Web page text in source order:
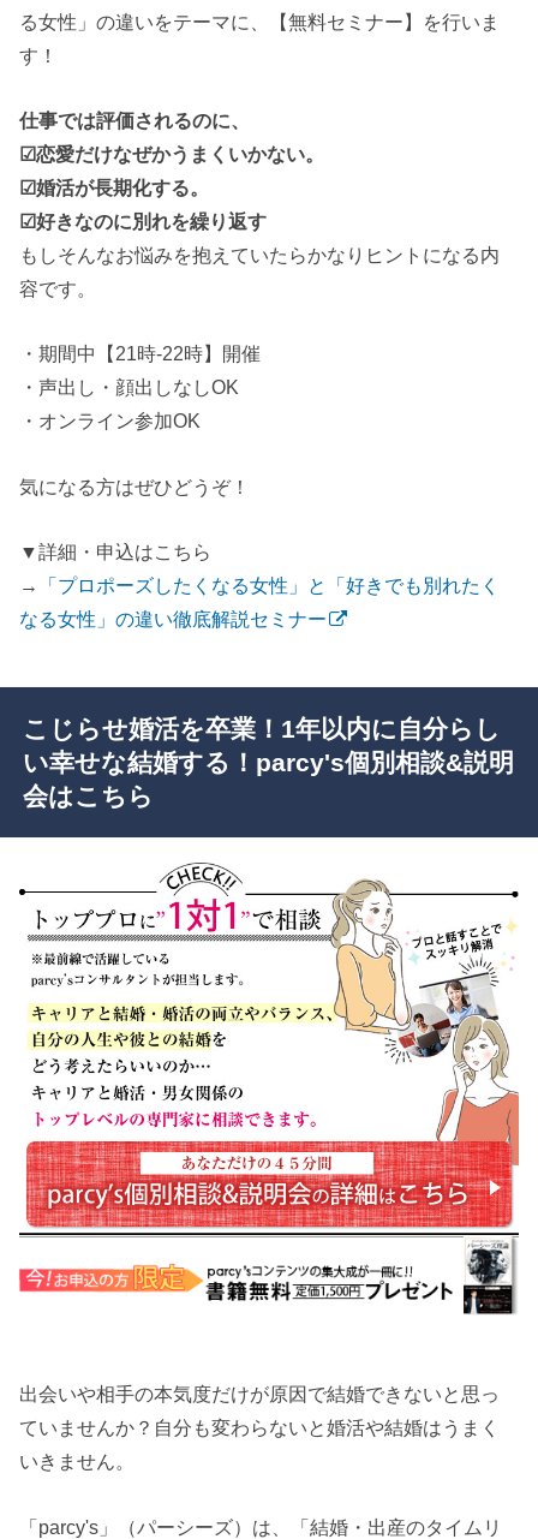
る女性」の違いをテーマに、【無料セミナー】を行いま
す！
仕事では評価されるのに、
☑恋愛だけなぜかうまくいかない。
☑婚活が長期化する。
☑好きなのに別れを繰り返す
もしそんなお悩みを抱えていたらかなりヒントになる内
容です。
・期間中【21時-22時】開催
・声出し・顔出しなしOK
・オンライン参加OK
気になる方はぜひどうぞ！
▼詳細・申込はこちら
→
「プロポーズしたくなる女性」と「好きでも別れたく
なる女性」の違い徹底解説セミナー
こじらせ婚活を卒業！1年以内に自分らし
い幸せな結婚する！parcy's個別相談&説明
会はこちら
出会いや相手の本気度だけが原因で結婚できないと思っ
ていませんか？自分も変わらないと婚活や結婚はうまく
いきません。
「parcy's」（パーシーズ）は、「結婚・出産のタイムリ